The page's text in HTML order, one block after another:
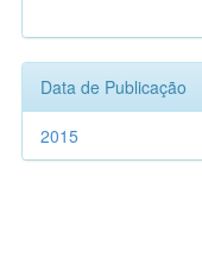
Data de Publicação
2015